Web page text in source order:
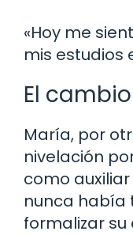
«Hoy me
mis estudios
El
María, por
nivelación
como
nunca había
formalizar su